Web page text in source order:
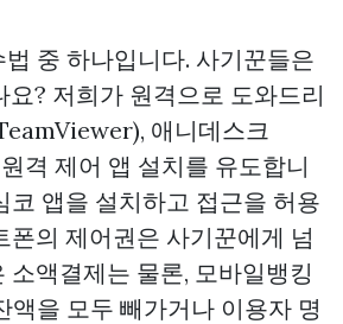
중 하나입니다. 사기꾼들은
요? 저희가 원격으로 도와드리
애니데스크
격 제어 앱 설치를 유도합니
코 앱을 설치하고 접근을 허용
폰의 제어권은 사기꾼에게 넘
소액결제는 물론, 모바일뱅킹
액을 모두 빼가거나 이용자 명